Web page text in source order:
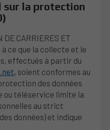
sur la protection
DE CARRIERES ET
à ce que la collecte et le
effectués à partir du
, soient conformes au
des données
ou téléservice limite la
au strict
données) et indique